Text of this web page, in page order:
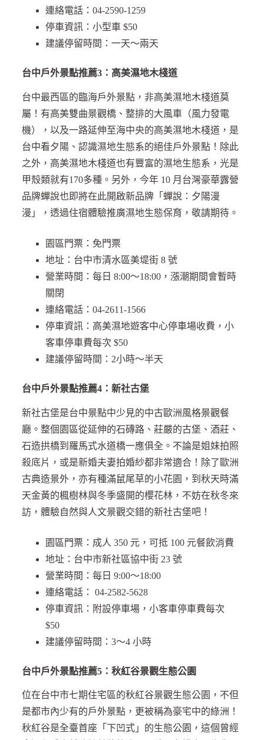
連絡電話：04-2590-1259
停車資訊：小型車 $50
建議停留時間：一天～兩天
台中戶外景點推薦3：高美濕地木棧道
台中最西區的臨海戶外景點，非高美濕地木棧道莫
屬！有高美雙曲景觀橋、整排的大風車（風力發電
機），以及一路延伸至海中央的高美濕地木棧道，是
台中看夕陽、認識濕地生態系的絕佳戶外景點！除此
之外，高美濕地木棧道也有豐富的濕地生態系，光是
甲殼類就有170多種。另外，今年 10 月台灣豪華露營
品牌蟬說也即將在此開啟新品牌「蟬說：夕陽漫
漫」，透過住宿體驗推廣濕地生態保育，敬請期待。
園區門票：免門票
地址：台中市清水區美堤街 8 號
營業時間：每日 8:00～18:00，漲潮期間會暫時
關閉
連絡電話：04-2611-1566
停車資訊：高美濕地遊客中心停車場收費，小
客車停車費每次 $50
建議停留時間：2小時～半天
台中戶外景點推薦4：新社古堡
新社古堡是台中景點中少見的中古歐洲風格景觀餐
廳。整個園區從延伸的石磚路、莊嚴的古堡、酒莊、
石造拱橋到羅馬式水道橋一應俱全。不論是姐妹拍照
殺底片，或是新婚夫妻拍婚紗都非常適合！除了歐洲
古典造景外，亦有種滿鼠尾草的小花園，到秋天時滿
天金黃的楓樹林與冬季盛開的櫻花林，不妨在秋冬來
訪，體驗自然與人文景觀交錯的新社古堡吧！
園區門票：成人 350 元，可抵 100 元餐飲消費
地址：台中市新社區協中街 23 號
營業時間：每日 9:00～18:00
連絡電話： 04-2582-5628
停車資訊：附設停車場，小客車停車費每次
$50
建議停留時間：3～4 小時
台中戶外景點推薦5：秋紅谷景觀生態公園
位在台中市七期住宅區的秋紅谷景觀生態公園，不但
是都市內少有的戶外景點，更被稱為豪宅中的綠洲！
秋紅谷是全臺首座「下凹式」的生態公園，這個曾經